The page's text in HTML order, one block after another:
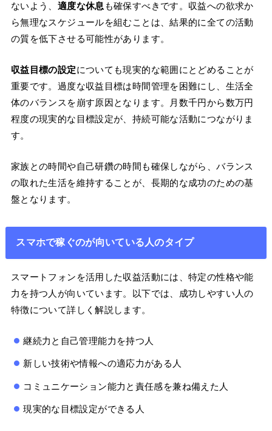
ないよう、 適度な休息 も確保すべきです。収益への欲求か
ら無理なスケジュールを組むことは、結果的に全ての活動
の質を低下させる可能性があります。
収益目標の設定についても現実的な範囲にとどめることが
重要です。過度な収益目標は時間管理を困難にし、生活全
体のバランスを崩す原因となります。月数千円から数万円
程度の現実的な目標設定が、持続可能な活動につながりま
す。
家族との時間や自己研鑽の時間も確保しながら、バランス
の取れた生活を維持することが、長期的な成功のための基
盤となります。
スマホで稼ぐのが向いている人のタイプ
スマートフォンを活用した収益活動には、特定の性格や能
力を持つ人が向いています。以下では、成功しやすい人の
特徴について詳しく解説します。
継続力と自己管理能力を持つ人
新しい技術や情報への適応力がある人
コミュニケーション能力と責任感を兼ね備えた人
現実的な目標設定ができる人